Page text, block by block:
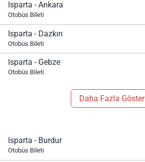
Isparta - Ankara
Otobüs Bileti
Isparta - Dazkırı
Otobüs Bileti
Isparta - Gebze
Otobüs Bileti
Daha Fazla Göster
Isparta - Burdur
Otobüs Bileti